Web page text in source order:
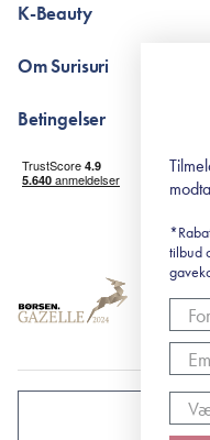
The K-Beauty Box -
RE-ZIP
K-Beauty
Retinol for begyndere
surisuri's mini guide til
Om Surisuri
Black Friday
Betingelser
Levering og returnering
Handelsbetingelser
tilbud